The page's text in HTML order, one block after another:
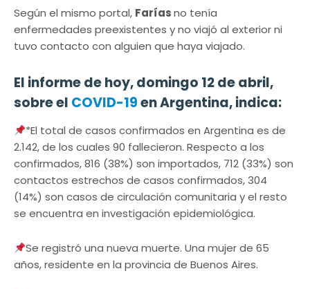
Según el mismo portal, Faríasno tenía
enfermedades preexistentes y no viajó al exterior ni
tuvo contacto con alguien que haya viajado.
El informe de hoy, domingo 12 de abril,
sobre el COVID-19en Argentina, indica:
*El total de casos confirmados en Argentina es de
2.142, de los cuales 90 fallecieron. Respecto a los
confirmados, 816 (38%) son importados, 712 (33%) son
contactos estrechos de casos confirmados, 304
(14%) son casos de circulación comunitaria y el resto
se encuentra en investigación epidemiológica.
Se registró una nueva muerte. Una mujer de 65
años, residente en la provincia de Buenos Aires.